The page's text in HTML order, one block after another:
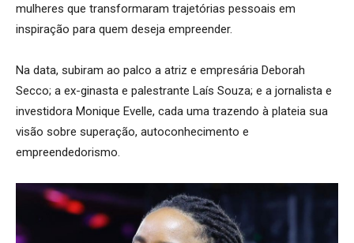
mulheres que transformaram trajetórias pessoais em
inspiração para quem deseja empreender.
Na data, subiram ao palco a atriz e empresária Deborah
Secco; a ex-ginasta e palestrante Laís Souza; e a jornalista e
investidora Monique Evelle, cada uma trazendo à plateia sua
visão sobre superação, autoconhecimento e
empreendedorismo.